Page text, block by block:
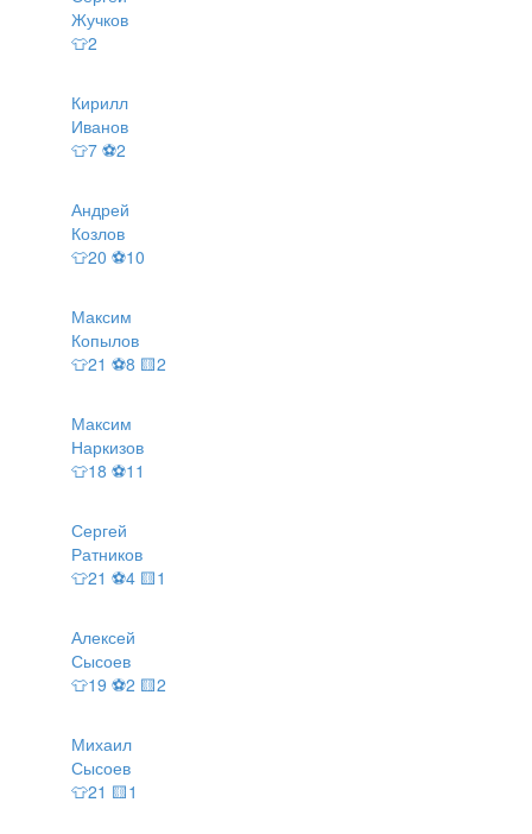
Жучков
👕2
Кирилл
Иванов
👕7 ⚽2
Андрей
Козлов
👕20 ⚽10
Максим
Копылов
👕21 ⚽8 🟨2
Максим
Наркизов
👕18 ⚽11
Сергей
Ратников
👕21 ⚽4 🟨1
Алексей
Сысоев
👕19 ⚽2 🟨2
Михаил
Сысоев
👕21 🟨1